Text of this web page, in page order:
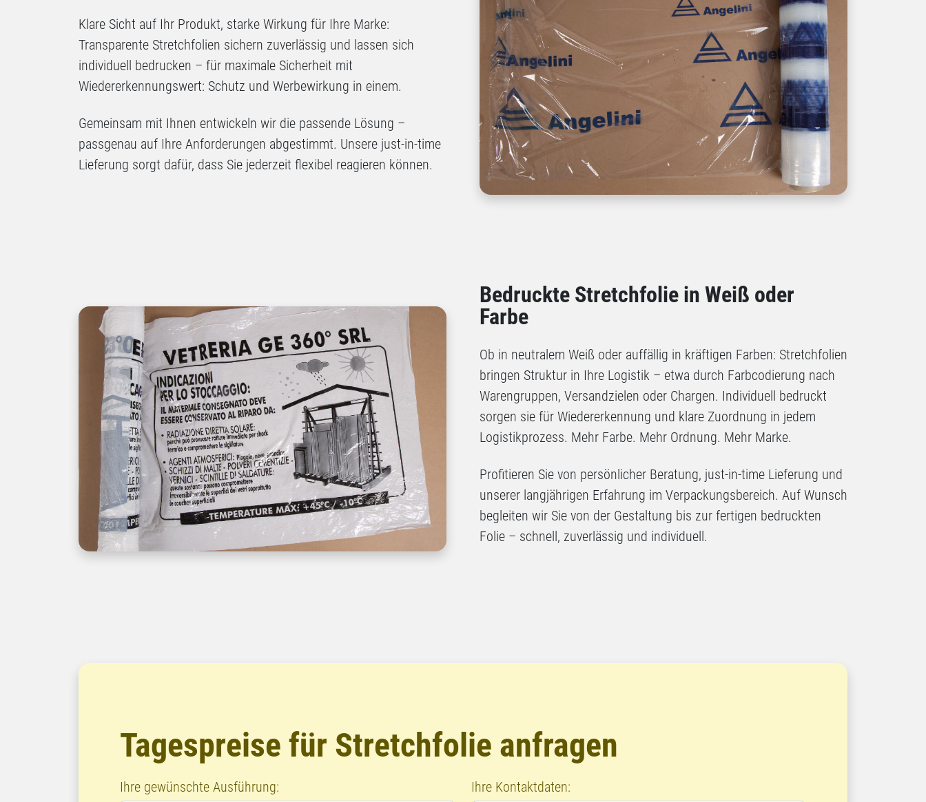
Klare Sicht auf Ihr Produkt, starke Wirkung für Ihre Marke:
Transparente Stretchfolien sichern zuverlässig und lassen sich
individuell bedrucken – für maximale Sicherheit mit
Wiedererkennungswert: Schutz und Werbewirkung in einem.
Gemeinsam mit Ihnen entwickeln wir die passende Lösung –
passgenau auf Ihre Anforderungen abgestimmt. Unsere just-in-time
Lieferung sorgt dafür, dass Sie jederzeit flexibel reagieren können.
Bedruckte Stretchfolie in Weiß oder
Farbe
Ob in neutralem Weiß oder auffällig in kräftigen Farben: Stretchfolien
bringen Struktur in Ihre Logistik – etwa durch Farbcodierung nach
Warengruppen, Versandzielen oder Chargen. Individuell bedruckt
sorgen sie für Wiedererkennung und klare Zuordnung in jedem
Logistikprozess. Mehr Farbe. Mehr Ordnung. Mehr Marke.
Profitieren Sie von persönlicher Beratung, just-in-time Lieferung und
unserer langjährigen Erfahrung im Verpackungsbereich. Auf Wunsch
begleiten wir Sie von der Gestaltung bis zur fertigen bedruckten
Folie – schnell, zuverlässig und individuell.
Tagespreise für Stretchfolie anfragen
Ihre gewünschte Ausführung: Ihre Kontaktdaten: